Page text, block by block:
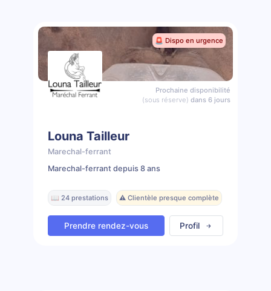
🚨 Dispo en urgence
Prochaine disponibilité
(sous réserve) dans 6 jours
Louna Tailleur
Marechal-ferrant
Marechal-ferrant depuis 8 ans
📖 24 prestations ⚠️ Clientèle presque complète
Prendre rendez-vous Profil